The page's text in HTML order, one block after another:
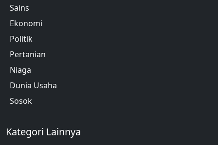
Sains
Ekonomi
Politik
Pertanian
Niaga
Dunia Usaha
Sosok
Kategori Lainnya